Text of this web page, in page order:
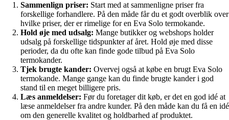
Sammenlign priser: Start med at sammenligne priser fra
forskellige forhandlere. På den måde får du et godt overblik over
hvilke priser, der er rimelige for en Eva Solo termokande.
Hold øje med udsalg: Mange butikker og webshops holder
udsalg på forskellige tidspunkter af året. Hold øje med disse
perioder, da du ofte kan finde gode tilbud på Eva Solo
termokander.
Tjek brugte kander: Overvej også at købe en brugt Eva Solo
termokande. Mange gange kan du finde brugte kander i god
stand til en meget billigere pris.
Læs anmeldelser: Før du foretager dit køb, er det en god idé at
læse anmeldelser fra andre kunder. På den måde kan du få en idé
om den generelle kvalitet og holdbarhed af produktet.